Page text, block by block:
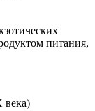
питания,
века)